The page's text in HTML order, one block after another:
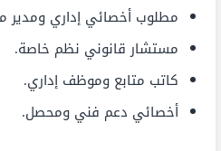
مطلوب أخصائي إداري ومدير
مستشار قانوني نظم خاصة.
كاتب متابع وموظف إداري.
أخصائي دعم فني ومحصل.